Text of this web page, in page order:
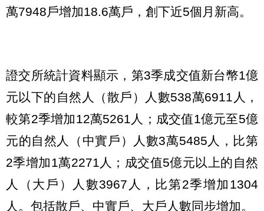
萬7948戶增加18.6萬戶，創下近5個月新高。
證交所統計資料顯示，第3季成交值新台幣1億
元以下的自然人（散戶）人數538萬6911人，
較第2季增加12萬5261人；成交值1億元至5億
元的自然人（中實戶）人數3萬5485人，比第
2季增加1萬2271人；成交值5億元以上的自然
人（大戶）人數3967人，比第2季增加1304
人。包括散戶、中實戶、大戶人數同步增加。